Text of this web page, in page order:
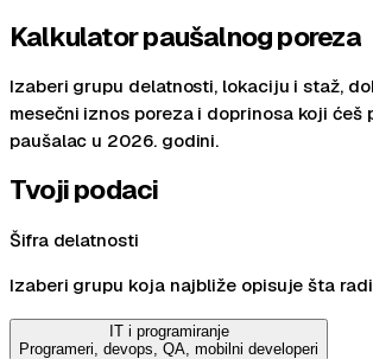
Kalkulator paušalnog poreza
Izaberi grupu delatnosti, lokaciju i staž,
mesečni iznos poreza i doprinosa koji ćeš
paušalac u 2026. godini.
Tvoji podaci
Šifra delatnosti
Izaberi grupu koja najbliže opisuje šta
IT i programiranje
Programeri, devops, QA, mobilni developeri